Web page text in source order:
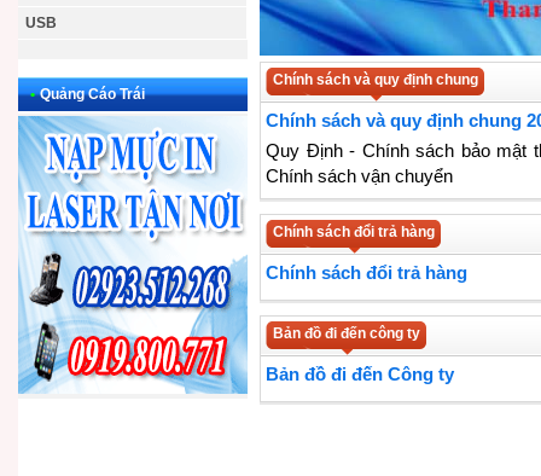
USB
• Quảng Cáo Trái
Chính sách và quy định chung
Chính sách và quy định chung
Quy Định - Chính sách bảo mật
Chính sách vận chuyển
Chính sách đổi trả hàng
Chính sách đổi trả hàng
Bản đồ đi đến công ty
Bản đồ đi đến Công ty